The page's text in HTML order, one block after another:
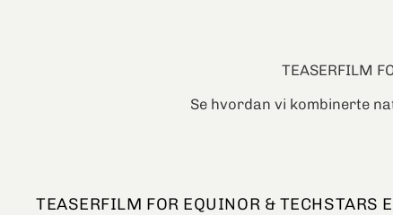
TEASERFILM
Se hvordan vi kombinerte
TEASERFILM FOR EQUINOR & TECHSTARS